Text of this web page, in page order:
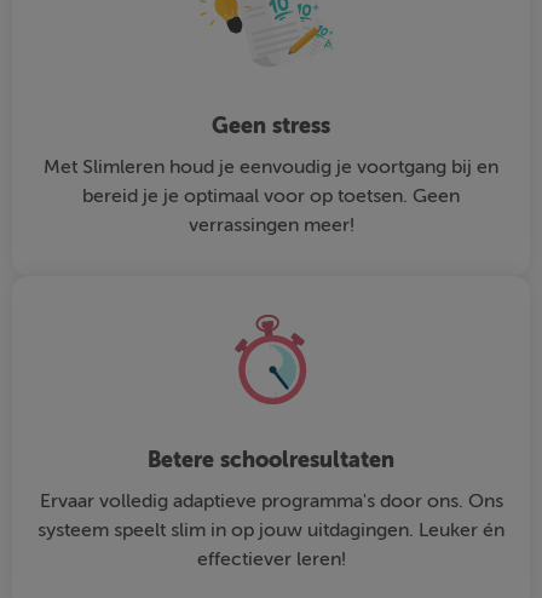
Geen stress
Met Slimleren houd je eenvoudig je voortgang bij en
bereid je je optimaal voor op toetsen. Geen
verrassingen meer!
Betere schoolresultaten
Ervaar volledig adaptieve programma's door ons. Ons
systeem speelt slim in op jouw uitdagingen. Leuker én
effectiever leren!